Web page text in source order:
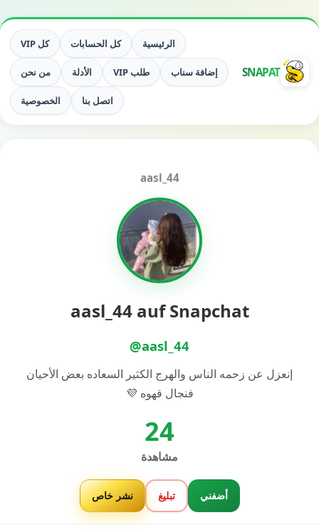
SNAPAT
الرئيسية كل الحسابات كل VIP
إضافة سناب طلب VIP الأدلة من نحن
اتصل بنا الخصوصية
aasl_44
aasl_44 auf Snapchat
@aasl_44
إنعزل عن زحمه الناس والهرج الكثير السعاده بعض الأحيان
فنجال قهوه 💜
24
مشاهدة
أضفني تبليغ نشر خاص